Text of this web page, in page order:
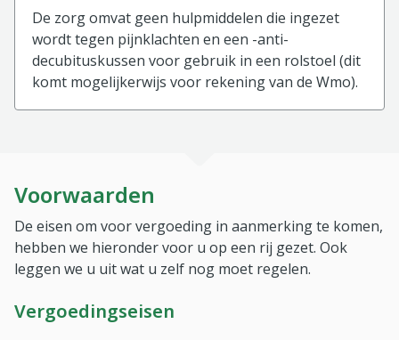
De zorg omvat geen hulpmiddelen die ingezet
wordt tegen pijnklachten en een -anti-
decubituskussen voor gebruik in een rolstoel (dit
komt mogelijkerwijs voor rekening van de Wmo).
Voorwaarden
De eisen om voor vergoeding in aanmerking te komen,
hebben we hieronder voor u op een rij gezet. Ook
leggen we u uit wat u zelf nog moet regelen.
Vergoedingseisen